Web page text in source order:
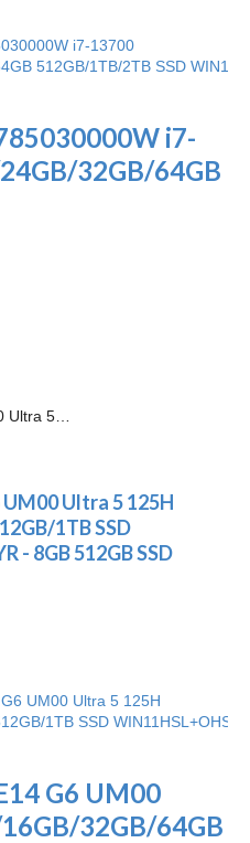
i7-
32GB/64GB
Ultra 5…
Ultra 5 125H
1TB SSD
- 8GB 512GB SSD
G6 UM00
32GB/64GB